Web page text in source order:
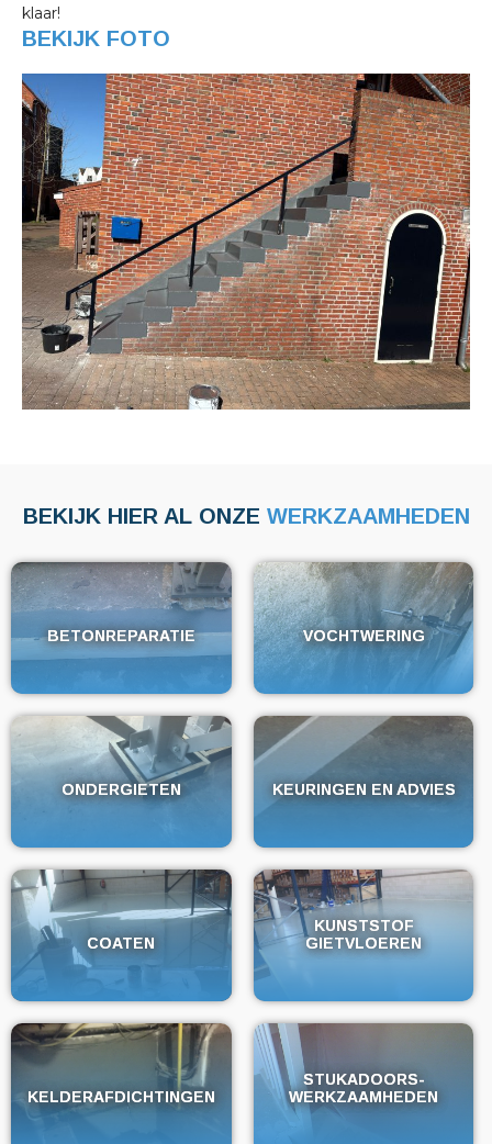
klaar!
BEKIJK FOTO
BEKIJK HIER AL ONZE WERKZAAMHEDEN
BETONREPARATIE
BETONREPARATIE VOCHTWERING
VOCHTWERING
ONDERGIETEN
ONDERGIETEN KEURINGEN EN ADVIES
KEURINGEN EN ADVIES
COATEN
COATEN
KUNSTSTOF
GIETVLOEREN
KUNSTSTOF
GIETVLOEREN
KELDERAFDICHTINGEN
KELDERAFDICHTINGEN
STUKADOORS-
WERKZAAMHEDEN
STUKADOORS-
WERKZAAMHEDEN